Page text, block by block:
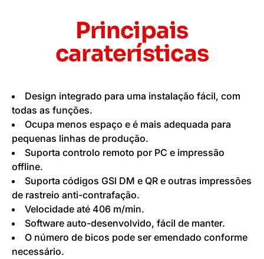
Principais
caraterísticas
Design integrado para uma instalação fácil, com
todas as funções.
Ocupa menos espaço e é mais adequada para
pequenas linhas de produção.
Suporta controlo remoto por PC e impressão
offline.
Suporta códigos GSl DM e QR e outras impressões
de rastreio anti-contrafação.
Velocidade até 406 m/min.
Software auto-desenvolvido, fácil de manter.
O número de bicos pode ser emendado conforme
necessário.